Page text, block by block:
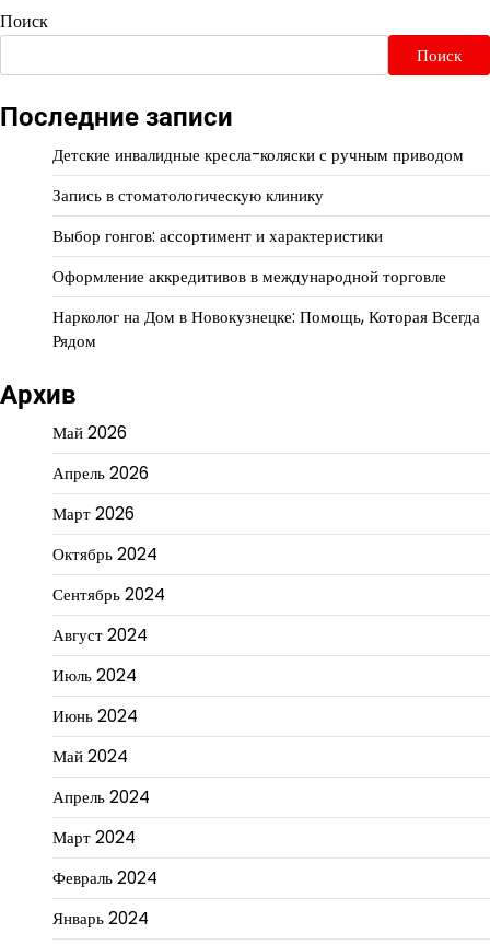
Поиск
Поиск
Последние записи
Детские инвалидные кресла-коляски с ручным приводом
Запись в стоматологическую клинику
Выбор гонгов: ассортимент и характеристики
Оформление аккредитивов в международной торговле
Нарколог на Дом в Новокузнецке: Помощь, Которая Всегда
Рядом
Архив
Май 2026
Апрель 2026
Март 2026
Октябрь 2024
Сентябрь 2024
Август 2024
Июль 2024
Июнь 2024
Май 2024
Апрель 2024
Март 2024
Февраль 2024
Январь 2024